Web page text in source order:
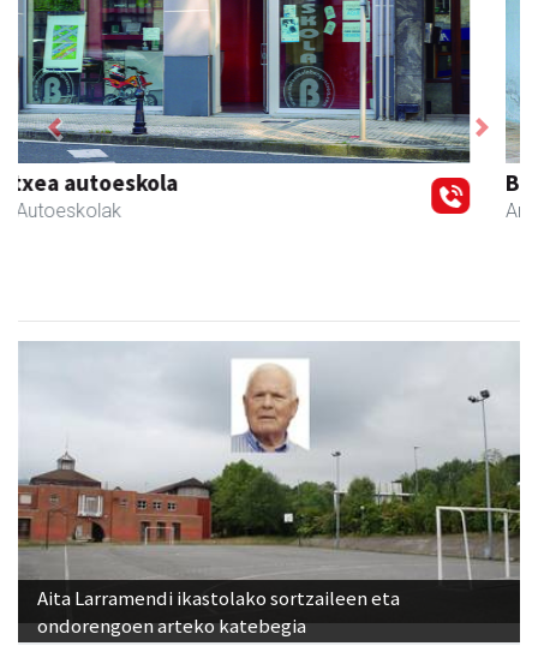
Belkoain fisioterapia zerbitzua
Andoain - Fisioterapia
Previous Next
Aita Larramendi ikastolako sortzaileen eta
ondorengoen arteko katebegia